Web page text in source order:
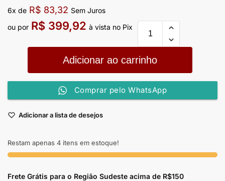
6x de R$ 83,32 Sem Juros
ou por R$ 399,92 à vista no Pix
Adicionar ao carrinho
Comprar pelo WhatsApp
Adicionar a lista de desejos
Restam apenas 4 itens em estoque!
Frete Grátis para o Região Sudeste acima de R$150